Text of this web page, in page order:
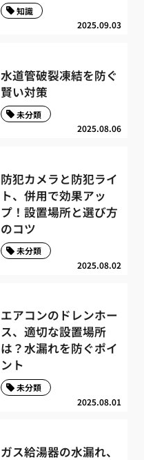
2025.09.03
知識
水道管破裂凍結を防ぐ
賢い対策
2025.08.06
未分類
防犯カメラと防犯ライ
ト、併用で効果アッ
プ！設置場所と選び方
のコツ
2025.08.02
未分類
エアコンのドレンホー
ス、適切な設置場所
は？水漏れを防ぐポイ
ント
2025.08.01
未分類
ガス給湯器の水漏れ、